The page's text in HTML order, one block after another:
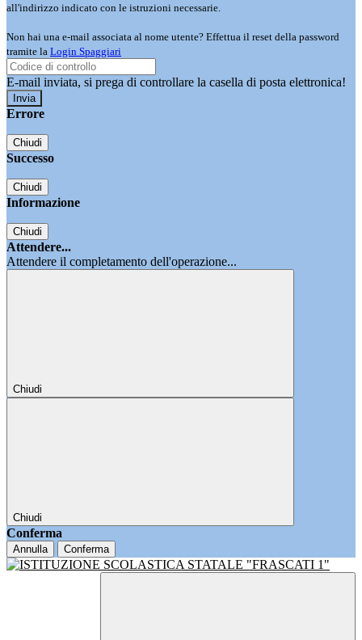
all'indirizzo indicato con le istruzioni necessarie.
Non hai una e-mail associata al nome utente? Effettua il reset della password
tramite la Login Spaggiari
E-mail inviata, si prega di controllare la casella di posta elettronica!
Errore
Chiudi
Successo
Chiudi
Informazione
Chiudi
Attendere...
Attendere il completamento dell'operazione...
Chiudi
Chiudi
Conferma
Annulla Conferma